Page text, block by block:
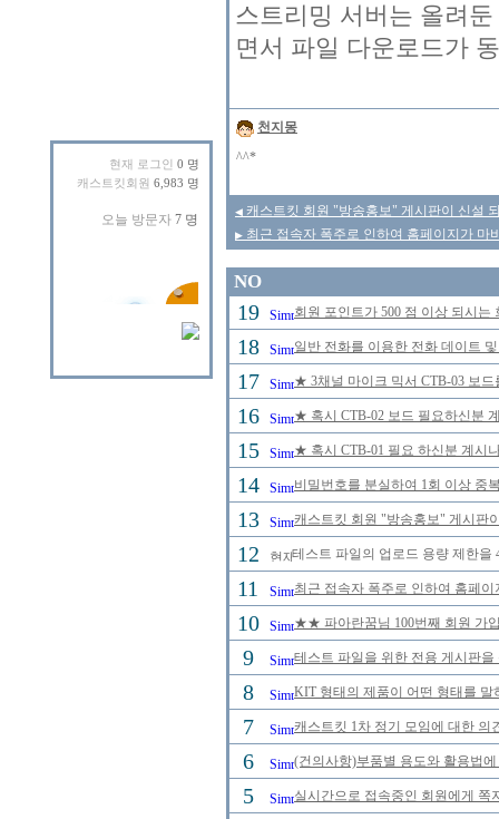
현재 로그인 0 명
캐스트킷회원 6,983 명
스트리밍 서버는 올려
면서 파일 다운로드가
천지몽
^^*
◀ 캐스트킷 회원 "방송홍보" 게시판이 신설
▶ 최근 접속자 폭주로 인하여 홈페이지가 마
NO
19 회원 포인트가 500 점 이상 되시
18 일반 전화를 이용한 전화 데이트
17 ★ 3채널 마이크 믹서 CTB-03 보
16 ★ 혹시 CTB-02 보드 필요하신분
15 ★ 혹시 CTB-01 필요 하신분 계시
14 비밀번호를 분실하여 1회 이상 중
13 캐스트킷 회원 "방송홍보" 게시판
12 테스트 파일의 업로드 용량 제한
11 최근 접속자 폭주로 인하여 홈페
10 ★★ 파아란꿈님 100번째 회원 가
9 테스트 파일을 위한 전용 게시판
8 KIT 형태의 제품이 어떤 형태를
7 캐스트킷 1차 정기 모임에 대한 의
6 (건의사항)부품별 용도와 활용법
5 실시간으로 접속중인 회원에게 쪽